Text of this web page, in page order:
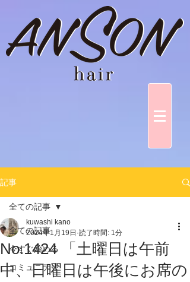
記事
全ての記事
今すぐ始める
コミュニティ
全ての記事
No.1424 「土曜日は午前
中、日曜日は午後にお席の
kuwashi kano
2024年1月19日 読了時間: 1分